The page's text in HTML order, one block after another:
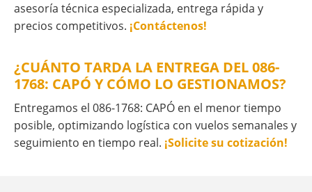
asesoría técnica especializada, entrega rápida y
precios competitivos. ¡Contáctenos!
¿CUÁNTO TARDA LA ENTREGA DEL 086-
1768: CAPÓ Y CÓMO LO GESTIONAMOS?
Entregamos el 086-1768: CAPÓ en el menor tiempo
posible, optimizando logística con vuelos semanales y
seguimiento en tiempo real. ¡Solicite su cotización!